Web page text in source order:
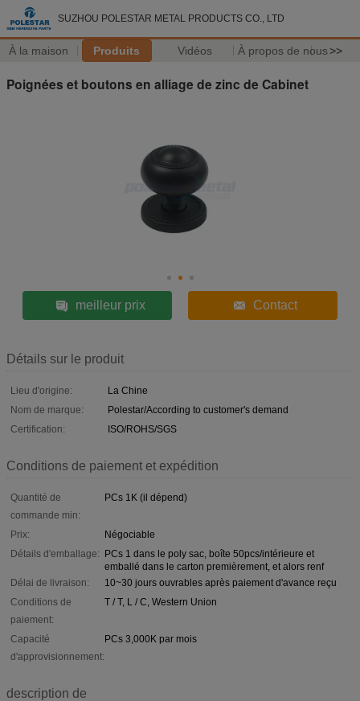
SUZHOU POLESTAR METAL PRODUCTS CO., LTD
À la maison Produits Vidéos À propos de nous>>
Poignées et boutons en alliage de zinc de Cabinet
meilleur prix Contact
Détails sur le produit
Lieu d'origine:
La Chine
Nom de marque:
Polestar/According to customer's demand
Certification:
ISO/ROHS/SGS
Conditions de paiement et expédition
Quantité de
commande min:
PCs 1K (il dépend)
Prix:
Négociable
Détails d'emballage: PCs 1 dans le poly sac, boîte 50pcs/intérieure et
emballé dans le carton premièrement, et alors renf
Délai de livraison:
10~30 jours ouvrables après paiement d'avance reçu
Conditions de
paiement:
T / T, L / C, Western Union
Capacité
d'approvisionnement:
PCs 3,000K par mois
description de